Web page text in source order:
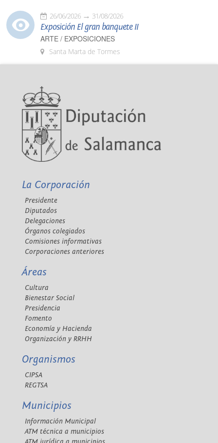
26/06/2026 31/08/2026
Exposición El gran banquete II
ARTE / EXPOSICIONES
Santa Marta de Tormes
La Corporación
Presidente
Diputados
Delegaciones
Órganos colegiados
Comisiones informativas
Corporaciones anteriores
Áreas
Cultura
Bienestar Social
Presidencia
Fomento
Economía y Hacienda
Organización y RRHH
Organismos
CIPSA
REGTSA
Municipios
Información Municipal
ATM técnica a municipios